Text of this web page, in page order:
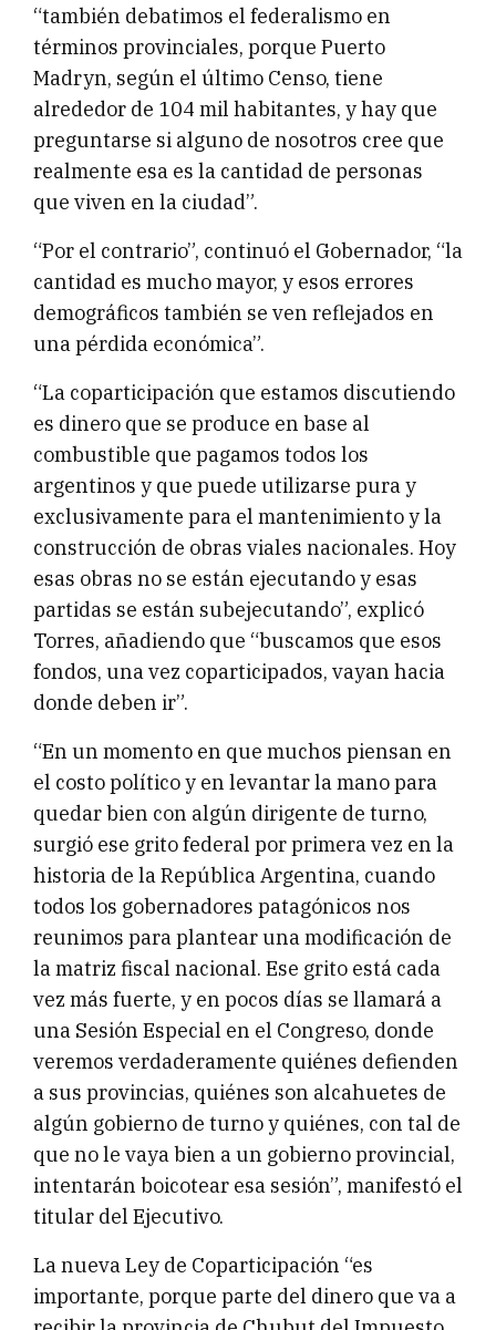
“también debatimos el federalismo en
términos provinciales, porque Puerto
Madryn, según el último Censo, tiene
alrededor de 104 mil habitantes, y hay que
preguntarse si alguno de nosotros cree que
realmente esa es la cantidad de personas
que viven en la ciudad”.
“Por el contrario”, continuó el Gobernador, “la
cantidad es mucho mayor, y esos errores
demográficos también se ven reflejados en
una pérdida económica”.
“La coparticipación que estamos discutiendo
es dinero que se produce en base al
combustible que pagamos todos los
argentinos y que puede utilizarse pura y
exclusivamente para el mantenimiento y la
construcción de obras viales nacionales. Hoy
esas obras no se están ejecutando y esas
partidas se están subejecutando”, explicó
Torres, añadiendo que “buscamos que esos
fondos, una vez coparticipados, vayan hacia
donde deben ir”.
“En un momento en que muchos piensan en
el costo político y en levantar la mano para
quedar bien con algún dirigente de turno,
surgió ese grito federal por primera vez en la
historia de la República Argentina, cuando
todos los gobernadores patagónicos nos
reunimos para plantear una modificación de
la matriz fiscal nacional. Ese grito está cada
vez más fuerte, y en pocos días se llamará a
una Sesión Especial en el Congreso, donde
veremos verdaderamente quiénes defienden
a sus provincias, quiénes son alcahuetes de
algún gobierno de turno y quiénes, con tal de
que no le vaya bien a un gobierno provincial,
intentarán boicotear esa sesión”, manifestó el
titular del Ejecutivo.
La nueva Ley de Coparticipación “es
importante, porque parte del dinero que va a